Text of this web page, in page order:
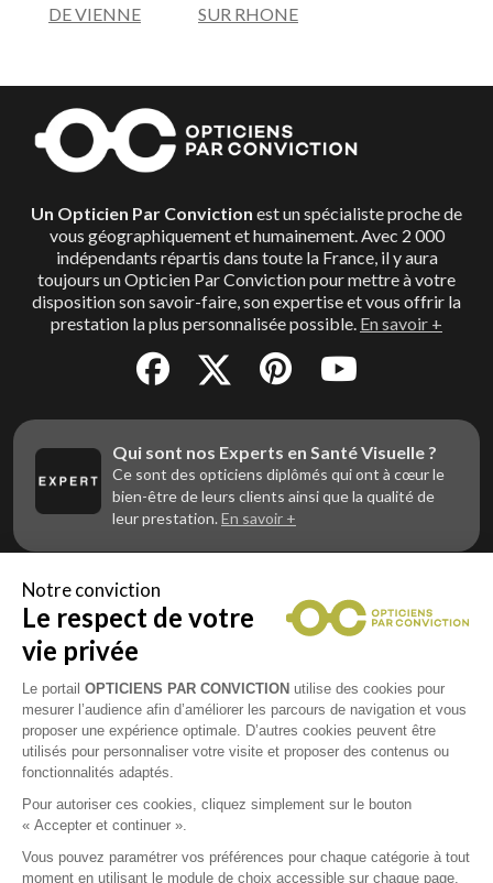
DE VIENNE
SUR RHONE
Un Opticien Par Conviction est un spécialiste proche de
vous géographiquement et humainement. Avec 2 000
indépendants répartis dans toute la France, il y aura
toujours un Opticien Par Conviction pour mettre à votre
disposition son savoir-faire, son expertise et vous offrir la
prestation la plus personnalisée possible. En savoir +
Qui sont nos Experts en Santé Visuelle ?
Ce sont des opticiens diplômés qui ont à cœur le
bien-être de leurs clients ainsi que la qualité de
leur prestation. En savoir +
Vous êtes un professionnel de la vue et
vous souhaitez nous rejoindre ?
Contactez Alliance Optic, la centrale d’achats et
d’accompagnement des opticiens indépendants
Notre conviction
Le respect de votre
vie privée
Le portail OPTICIENS PAR CONVICTION utilise des cookies pour
mesurer l’audience afin d’améliorer les parcours de navigation et vous
proposer une expérience optimale. D’autres cookies peuvent être
utilisés pour personnaliser votre visite et proposer des contenus ou
fonctionnalités adaptés.
Pour autoriser ces cookies, cliquez simplement sur le bouton
« Accepter et continuer ».
Vous pouvez paramétrer vos préférences pour chaque catégorie à tout
moment en utilisant le module de choix accessible sur chaque page.